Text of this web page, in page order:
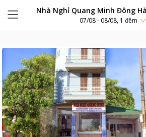
Nhà Nghỉ Quang Minh Đông
07/08 - 08/08, 1 đêm